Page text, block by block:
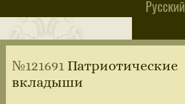
Русский
№121691 Патриотические
вкладыши